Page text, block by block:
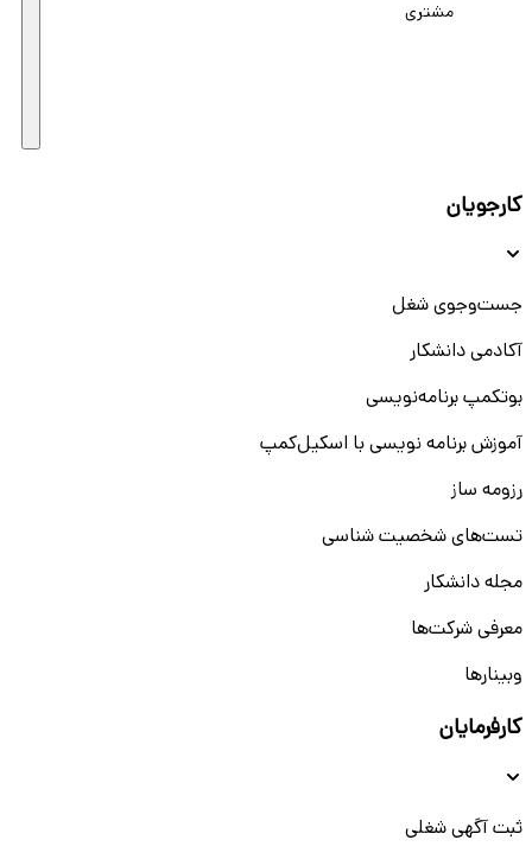
مشتری
کارجویان
جست‌و‌جوی شغل
آکادمی دانشکار
بوتکمپ برنامه‌نویسی
آموزش برنامه نویسی با اسکیل‌کمپ
رزومه ساز
تست‌های شخصیت شناسی
مجله دانشکار
معرفی شرکت‌ها
وبینار‌‌ها
کارفرمایان
ثبت آگهی شغلی